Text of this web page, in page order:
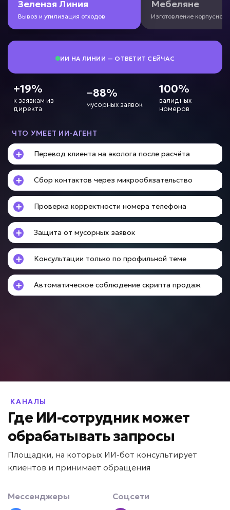
Срок реализации от 5 дней
от 49 000 ₽ под ключ
Нет контроля менеджеров?
качества продаж
Задача: Анализ звонков и переписок
• Контроль 100% диалогов
• До +20% конверсии
• Анализ за минуты вместо часов
Подробней
Срок реализации от 10 дней
от 89 000 ₽ под ключ
Клиент не знает что выбрать?
Подробней
Срок реализации
от 49 000 ₽ под ключ
Долго готовятся предложения?
Зеленая Линия
Вывоз и утилизация отходов
Зеленая Линия
Вывоз и утилизация отходов
Мебеляне
Изготовление корпусной
Мебеляне
Изготовление корпусной
ИИ НА ЛИНИИ — ОТВЕТИТ СЕЙЧАС
+19%
к заявкам из
директа
−88%
мусорных заявок
100%
валидных
номеров
ЧТО УМЕЕТ ИИ-АГЕНТ
Перевод клиента на эколога после расчёта
Сбор контактов через микрообязательство
Проверка корректности номера телефона
Защита от мусорных заявок
Консультации только по профильной теме
Автоматическое соблюдение скрипта продаж
КАНАЛЫ
Где ИИ-сотрудник может
обрабатывать запросы
Площадки, на которых ИИ-бот консультирует
клиентов и принимает обращения
Мессенджеры
Соцсети